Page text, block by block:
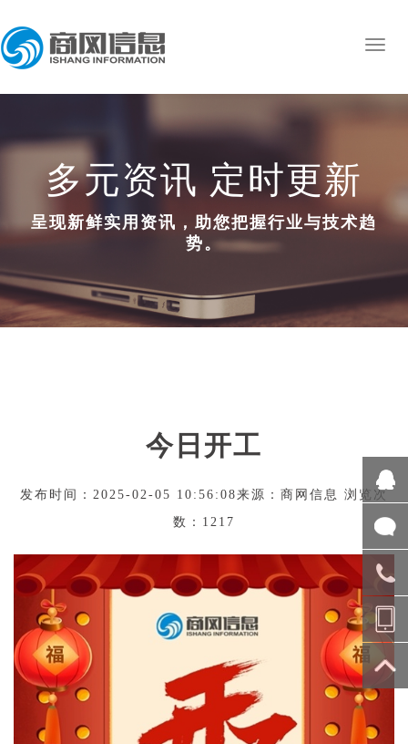
多元资讯 定时更新
呈现新鲜实用资讯，助您把握行业与技术趋
势。
今日开工
发布时间：2025-02-05 10:56:08来源：商网信息 浏览次
数：1217